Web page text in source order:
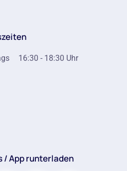
16:30 - 18:30 Uhr
/ App runterladen